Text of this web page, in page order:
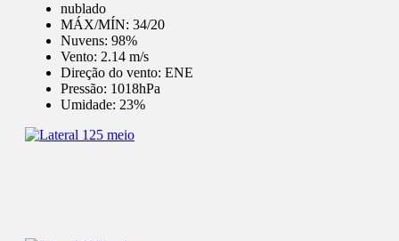
nublado
MÁX/MÍN: 34/20
Nuvens: 98%
Vento: 2.14 m/s
Direção do vento: ENE
Pressão: 1018hPa
Umidade: 23%